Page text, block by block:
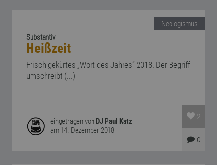
Neologismus
Substantiv
Heißzeit
Frisch gekürtes „Wort des Jahres“ 2018. Der Begriff
umschreibt (...)
eingetragen von DJ Paul Katz
am 14. Dezember 2018
2
0